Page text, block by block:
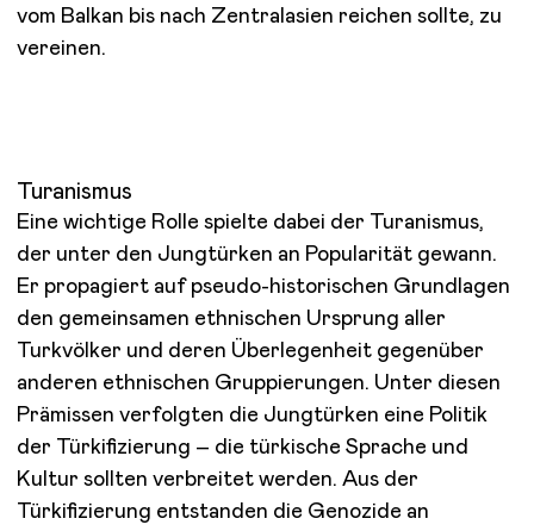
vom Balkan bis nach Zentralasien reichen sollte, zu
vereinen.
Turanismus
Eine wichtige Rolle spielte dabei der Turanismus,
der unter den Jungtürken an Popularität gewann.
Er propagiert auf pseudo-historischen Grundlagen
den gemeinsamen ethnischen Ursprung aller
Turkvölker und deren Überlegenheit gegenüber
anderen ethnischen Gruppierungen. Unter diesen
Prämissen verfolgten die Jungtürken eine Politik
der Türkifizierung – die türkische Sprache und
Kultur sollten verbreitet werden. Aus der
Türkifizierung entstanden die Genozide an